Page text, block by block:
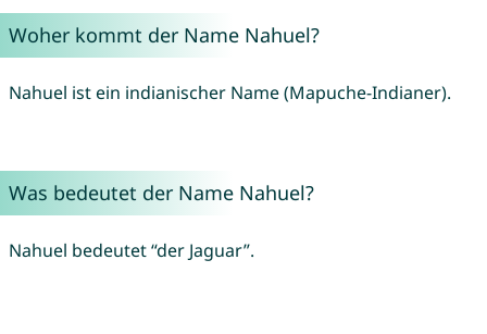
Woher kommt der Name Nahuel?
Nahuel ist ein indianischer Name (Mapuche-Indianer).
Was bedeutet der Name Nahuel?
Nahuel bedeutet “der Jaguar”.